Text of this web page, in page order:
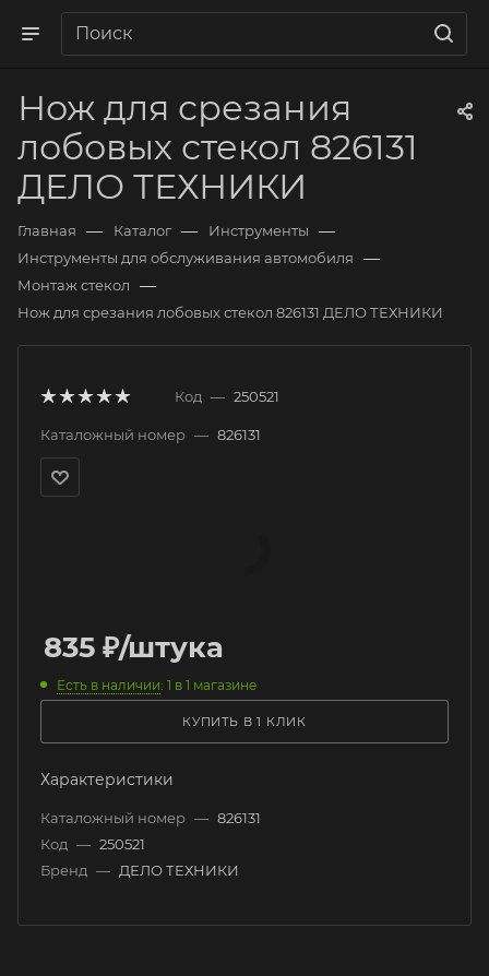
Нож для срезания
лобовых стекол 826131
ДЕЛО ТЕХНИКИ
Главная — Каталог — Инструменты —
Инструменты для обслуживания автомобиля —
Монтаж стекол —
Нож для срезания лобовых стекол 826131 ДЕЛО ТЕХНИКИ
Код — 250521
Каталожный номер — 826131
835 ₽/штука
Есть в наличии: 1 в 1 магазине
КУПИТЬ В 1 КЛИК
Характеристики
Каталожный номер — 826131
Код — 250521
Бренд — ДЕЛО ТЕХНИКИ